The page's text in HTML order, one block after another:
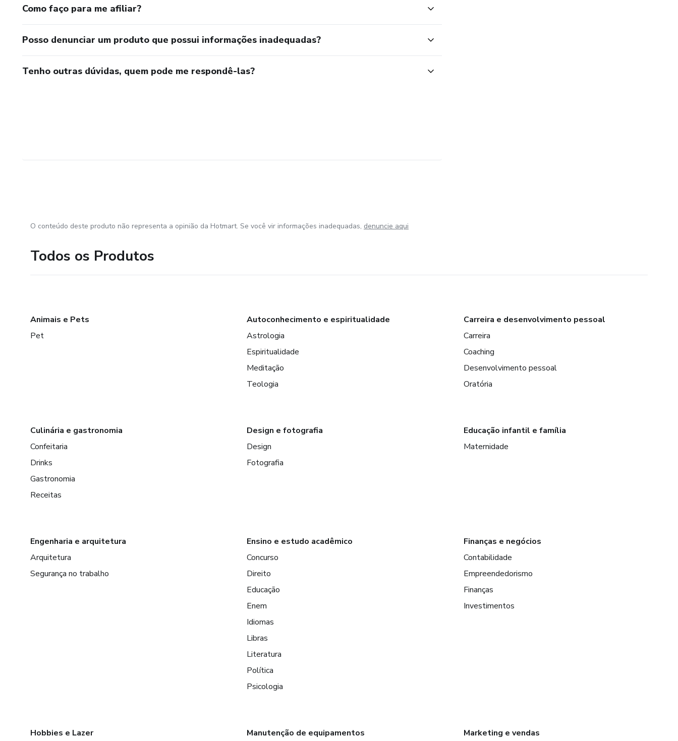
Como faço para me afiliar?
Posso denunciar um produto que possui informações inadequadas?
Tenho outras dúvidas, quem pode me respondê-las?
O conteúdo deste produto não representa a opinião da Hotmart. Se você vir informações inadequadas, denuncie aqui
Todos os Produtos
Animais e Pets
Pet
Autoconhecimento e espiritualidade
Astrologia
Espiritualidade
Meditação
Teologia
Carreira e desenvolvimento pessoal
Carreira
Coaching
Desenvolvimento pessoal
Oratória
Culinária e gastronomia
Confeitaria
Drinks
Gastronomia
Receitas
Design e fotografia
Design
Fotografia
Educação infantil e família
Maternidade
Engenharia e arquitetura
Arquitetura
Segurança no trabalho
Ensino e estudo acadêmico
Concurso
Direito
Educação
Enem
Idiomas
Libras
Literatura
Política
Psicologia
Finanças e negócios
Contabilidade
Empreendedorismo
Finanças
Investimentos
Hobbies e Lazer Manutenção de equipamentos Marketing e vendas